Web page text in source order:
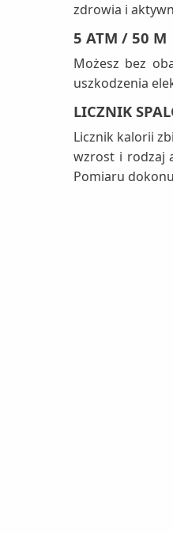
zdrowia i
5 ATM / 50 M
Możesz bez
uszkodzenia
LICZNIK
Licznik kalorii
wzrost i rodzaj
Pomiaru